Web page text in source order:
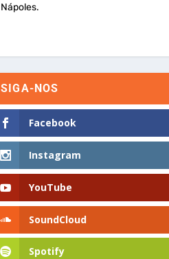
Nápoles.
SIGA-NOS
Facebook
Instagram
YouTube
SoundCloud
Spotify